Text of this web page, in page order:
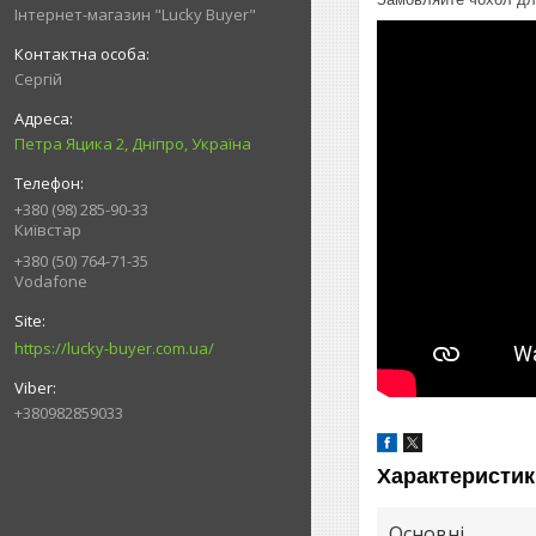
Інтернет-магазин "Lucky Buyer"
Сергій
Петра Яцика 2, Дніпро, Україна
+380 (98) 285-90-33
Київстар
+380 (50) 764-71-35
Vodafone
https://lucky-buyer.com.ua/
+380982859033